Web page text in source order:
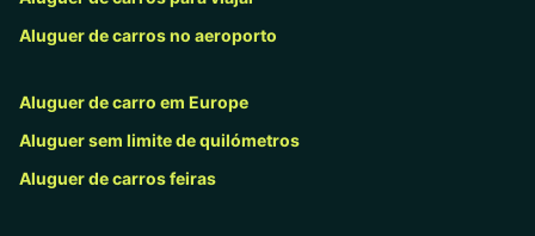
Aluguer de carros no aeroporto
Aluguer de carro em Europe
Aluguer sem limite de quilómetros
Aluguer de carros feiras